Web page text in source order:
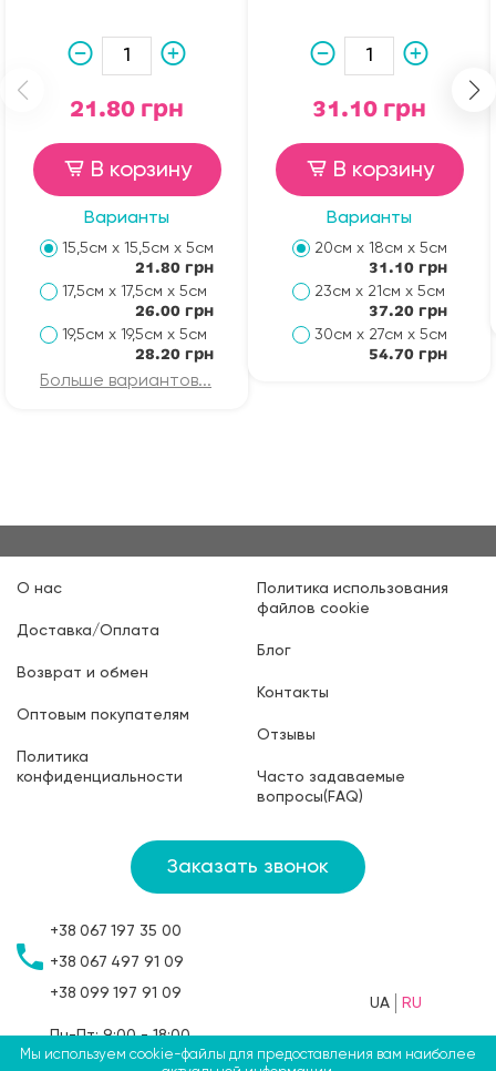
21.80 грн
В корзину
Варианты
15,5см х 15,5см х 5см
21.80 грн
17,5см х 17,5см х 5см
26.00 грн
19,5см х 19,5см х 5см
28.20 грн
Больше вариантов...
31.10 грн
В корзину
Варианты
20см х 18см х 5см
31.10 грн
23см х 21см х 5см
37.20 грн
30см х 27см х 5см
54.70 грн
О нас
Доставка/Оплата
Возврат и обмен
Оптовым покупателям
Политика
конфиденциальности
Политика использования
файлов cookie
Блог
Контакты
Отзывы
Часто задаваемые
вопросы(FAQ)
Заказать звонок
+38 067 197 35 00
+38 067 497 91 09
+38 099 197 91 09
Пн-Пт: 9:00 - 18:00
Сб: 9:00 - 15:00
UA RU
Мы используем cookie-файлы для предоставления вам наиболее